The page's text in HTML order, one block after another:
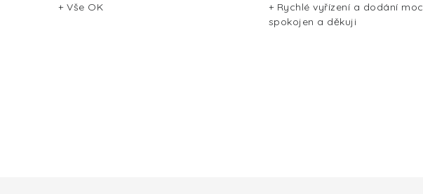
+ Vše OK
+ Rychlé vyřízení a dodání moc
spokojen a děkuji